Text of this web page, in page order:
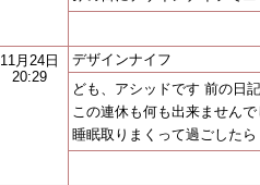
11月24日
20:29
デザインナイフ
ども、アシッドです 前の日
この連休も何も出来ません
睡眠取りまくって過ごした